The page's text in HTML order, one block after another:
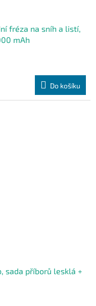
fréza na sníh a listí,
mAh
Do košíku
sada příborů lesklá +